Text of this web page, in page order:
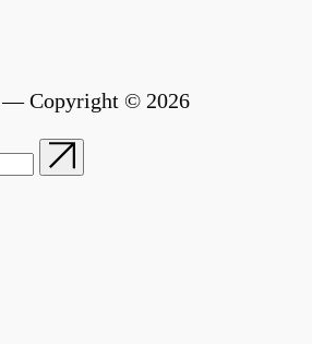
— Copyright © 2026